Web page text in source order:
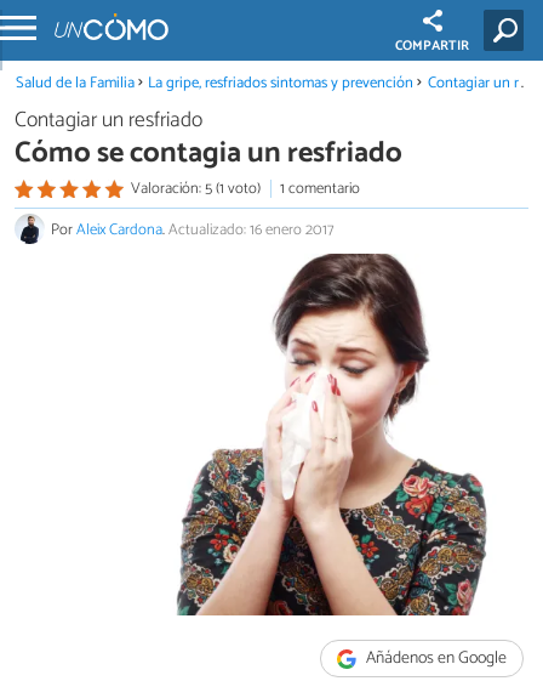
COMPARTIR
Salud de la Familia La gripe, resfriados sintomas y prevención Contagiar un resfriado
Contagiar un resfriado
Cómo se contagia un resfriado
Valoración: 5 (1 voto)
1 comentario
PorAleix Cardona.Actualizado: 16 enero 2017
Añádenos en Google